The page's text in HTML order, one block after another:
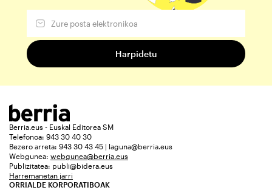
Berria.eus - Euskal Editorea SM
Telefonoa: 943 30 40 30
Bezero arreta: 943 30 43 45 | laguna@berria.eus
Webgunea: webgunea@berria.eus
Publizitatea: publi@bidera.eus
Harremanetan jarri
ORRIALDE KORPORATIBOAK